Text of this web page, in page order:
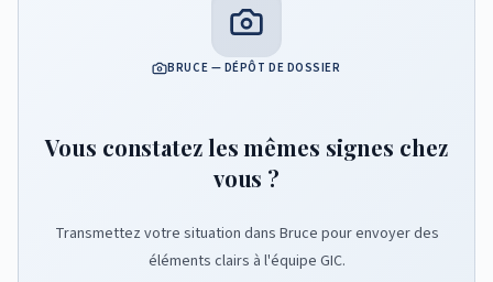
BRUCE — DÉPÔT DE DOSSIER
Vous constatez les mêmes signes chez
vous ?
Transmettez votre situation dans Bruce pour envoyer des
éléments clairs à l'équipe GIC.